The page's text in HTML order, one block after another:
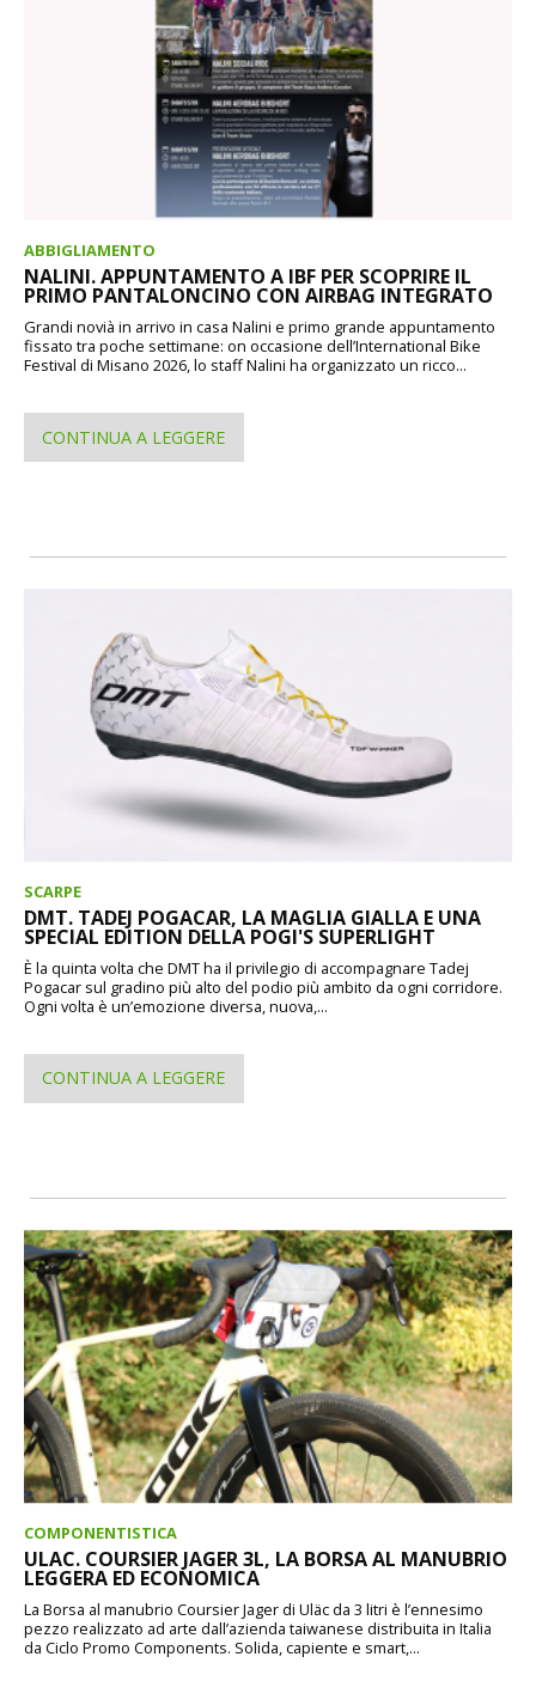
ABBIGLIAMENTO
NALINI. APPUNTAMENTO A IBF PER SCOPRIRE IL
PRIMO PANTALONCINO CON AIRBAG INTEGRATO
Grandi novià in arrivo in casa Nalini e primo grande appuntamento
fissato tra poche settimane: on occasione dell’International Bike
Festival di Misano 2026, lo staff Nalini ha organizzato un ricco...
CONTINUA A LEGGERE
SCARPE
DMT. TADEJ POGACAR, LA MAGLIA GIALLA E UNA
SPECIAL EDITION DELLA POGI'S SUPERLIGHT
È la quinta volta che DMT ha il privilegio di accompagnare Tadej
Pogacar sul gradino più alto del podio più ambito da ogni corridore.
Ogni volta è un’emozione diversa, nuova,...
CONTINUA A LEGGERE
COMPONENTISTICA
ULAC. COURSIER JAGER 3L, LA BORSA AL MANUBRIO
LEGGERA ED ECONOMICA
La Borsa al manubrio Coursier Jager di Uläc da 3 litri è l’ennesimo
pezzo realizzato ad arte dall’azienda taiwanese distribuita in Italia
da Ciclo Promo Components. Solida, capiente e smart,...